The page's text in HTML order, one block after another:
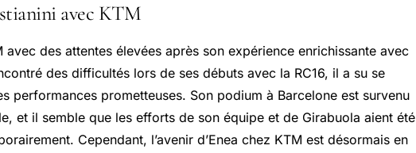
avec KTM
avec des attentes élevées après son expérience enrichissante avec
des difficultés lors de ses débuts avec la RC16, il a su se
performances prometteuses. Son podium à Barcelone est survenu
et il semble que les efforts de son équipe et de Girabuola aient été
Cependant, l’avenir d’Enea chez KTM est désormais en